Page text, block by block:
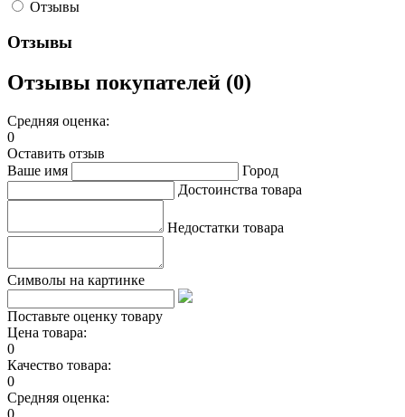
Отзывы
Отзывы
Отзывы покупателей (0)
Средняя оценка:
0
Оставить отзыв
Ваше имя
Город
Достоинства товара
Недостатки товара
Символы на картинке
Поставьте оценку товару
Цена товара:
0
Качество товара:
0
Средняя оценка:
0